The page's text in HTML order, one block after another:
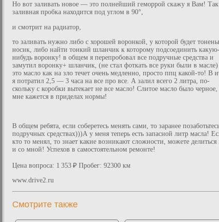
Но вот заливать новое — это полнейший геморрой скажу я Вам! Так
заливная пробка находится под углом в 90°,
и смотрит на радиатор,
то заливать нужно либо с хорошей воронкой, у которой будет
носик, либо найти тонкий шланчик к которому подсоединить какую-
нибудь воронку! в общем я перепробовал все подручные средства и
замутил воронку+ шланчик, (не стал фоткать все руки были в
это масло как на зло течет очень медленно, просто ппц какой-то! В
я потратил 2,5 — 3 часа на все про все. А залил всего 2 литра, по-
скольку с коробки вытекает не все масло! Слитое масло было
мне кажется в приделах нормы!
В общем ребята, если соберетесь менять сами, то заранее
подручных средствах)))А у меня теперь есть запасной литр масла!
кто то менял, то знает какие возникают сложности, можете
и со мной! Успехов в самостоятельном ремонте!
Цена вопроса: 1 353 ₽ Пробег: 92300 км
www.drive2.ru
Смотрите также